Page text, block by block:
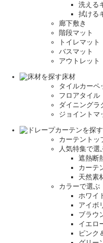
洗える
拭ける
廊下敷き
階段マット
トイレマット
バスマット
アウトレット
床材
タイルカーペ
フロアタイル
ダイニングラ
ジョイントマ
カーテントッ
人気特集で選
遮熱断
カーテ
天然素
カラーで選ぶ
ホワイ
アイボ
ブラウ
イエロ
ピンク